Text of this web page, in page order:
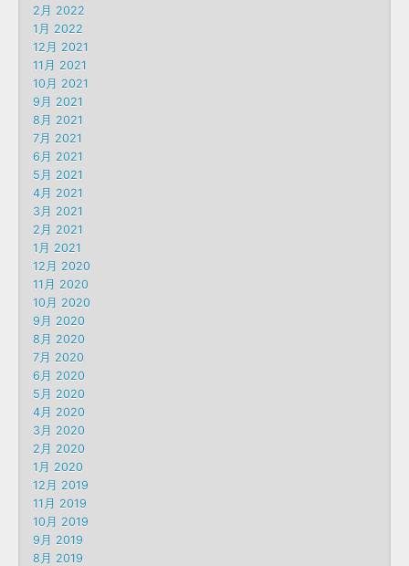
2月 2022
1月 2022
12月 2021
11月 2021
10月 2021
9月 2021
8月 2021
7月 2021
6月 2021
5月 2021
4月 2021
3月 2021
2月 2021
1月 2021
12月 2020
11月 2020
10月 2020
9月 2020
8月 2020
7月 2020
6月 2020
5月 2020
4月 2020
3月 2020
2月 2020
1月 2020
12月 2019
11月 2019
10月 2019
9月 2019
8月 2019